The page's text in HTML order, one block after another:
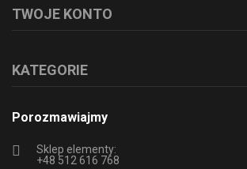
TWOJE KONTO
KATEGORIE
Porozmawiajmy
Sklep elementy:
+48 512 616 768